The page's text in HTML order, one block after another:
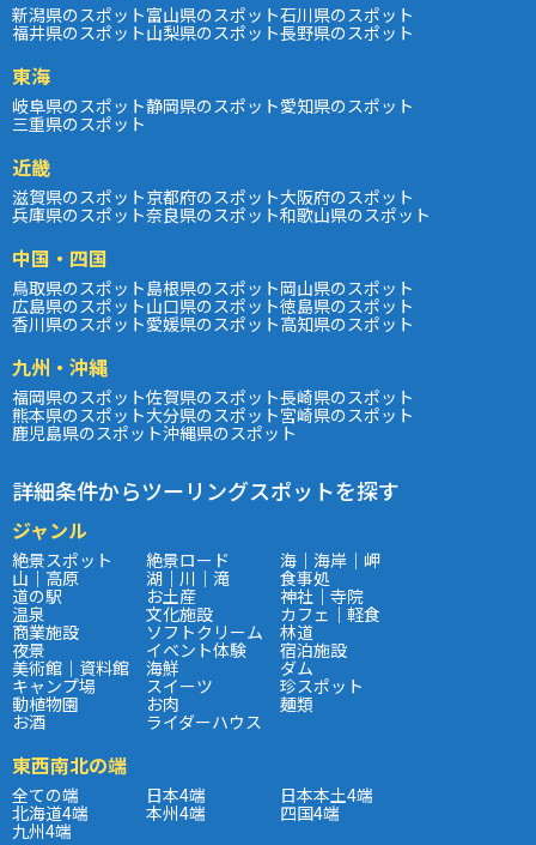
新潟県のスポット富山県のスポット石川県のスポット
福井県のスポット山梨県のスポット長野県のスポット
東海
岐阜県のスポット静岡県のスポット愛知県のスポット
三重県のスポット
近畿
滋賀県のスポット京都府のスポット大阪府のスポット
兵庫県のスポット奈良県のスポット和歌山県のスポット
中国・四国
鳥取県のスポット島根県のスポット岡山県のスポット
広島県のスポット山口県のスポット徳島県のスポット
香川県のスポット愛媛県のスポット高知県のスポット
九州・沖縄
福岡県のスポット佐賀県のスポット長崎県のスポット
熊本県のスポット大分県のスポット宮崎県のスポット
鹿児島県のスポット沖縄県のスポット
詳細条件からツーリングスポットを探す
ジャンル
絶景スポット 絶景ロード 海｜海岸｜岬
山｜高原 湖｜川｜滝 食事処
道の駅 お土産 神社｜寺院
温泉 文化施設 カフェ｜軽食
商業施設 ソフトクリーム 林道
夜景 イベント体験 宿泊施設
美術館｜資料館 海鮮 ダム
キャンプ場 スイーツ 珍スポット
動植物園 お肉 麺類
お酒 ライダーハウス
東西南北の端
全ての端 日本4端 日本本土4端
北海道4端 本州4端 四国4端
九州4端